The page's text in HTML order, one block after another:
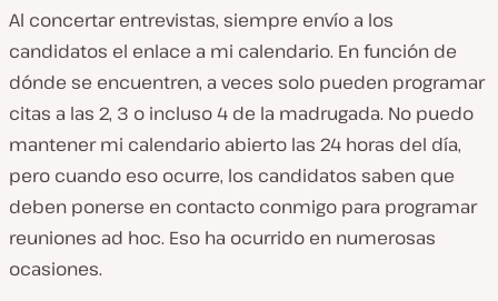
Al concertar entrevistas, siempre envío a los
candidatos el enlace a mi calendario. En función de
dónde se encuentren, a veces solo pueden programar
citas a las 2, 3 o incluso 4 de la madrugada. No puedo
mantener mi calendario abierto las 24 horas del día,
pero cuando eso ocurre, los candidatos saben que
deben ponerse en contacto conmigo para programar
reuniones ad hoc. Eso ha ocurrido en numerosas
ocasiones.